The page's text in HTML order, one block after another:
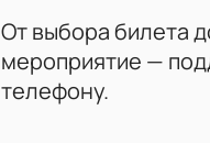
От выбора билета
мероприятие —
телефону.